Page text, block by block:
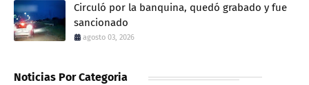
Circuló por la banquina, quedó grabado y fue
sancionado
agosto 03, 2026
Noticias Por Categoria